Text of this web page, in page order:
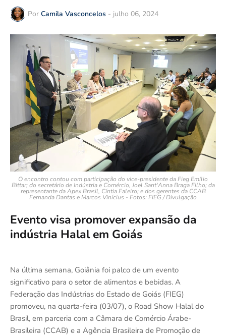
Por Camila Vasconcelos - julho 06, 2024
O encontro contou com participação do vice-presidente da Fieg Emílio
Bittar; do secretário de Indústria e Comércio, Joel Sant'Anna Braga Filho; da
representante da Apex Brasil, Cíntia Faleiro; e dos gerentes da CCAB
Fernanda Dantas e Marcos Vinícius - Fotos: FIEG / Divulgação
Evento visa promover expansão da
indústria Halal em Goiás
Na última semana, Goiânia foi palco de um evento
significativo para o setor de alimentos e bebidas. A
Federação das Indústrias do Estado de Goiás (FIEG)
promoveu, na quarta-feira (03/07), o Road Show Halal do
Brasil, em parceria com a Câmara de Comércio Árabe-
Brasileira (CCAB) e a Agência Brasileira de Promoção de